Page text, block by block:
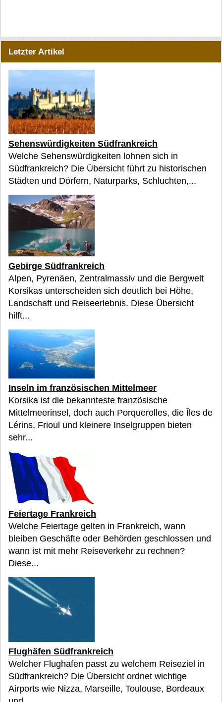
Letzter Artikel
Sehenswürdigkeiten Südfrankreich
Welche Sehenswürdigkeiten lohnen sich in
Südfrankreich? Die Übersicht führt zu historischen
Städten und Dörfern, Naturparks, Schluchten,...
Gebirge Südfrankreich
Alpen, Pyrenäen, Zentralmassiv und die Bergwelt
Korsikas unterscheiden sich deutlich bei Höhe,
Landschaft und Reiseerlebnis. Diese Übersicht
hilft...
Inseln im französischen Mittelmeer
Korsika ist die bekannteste französische
Mittelmeerinsel, doch auch Porquerolles, die Îles de
Lérins, Frioul und kleinere Inselgruppen bieten
sehr...
Feiertage Frankreich
Welche Feiertage gelten in Frankreich, wann
bleiben Geschäfte oder Behörden geschlossen und
wann ist mit mehr Reiseverkehr zu rechnen?
Diese...
Flughäfen Südfrankreich
Welcher Flughafen passt zu welchem Reiseziel in
Südfrankreich? Die Übersicht ordnet wichtige
Airports wie Nizza, Marseille, Toulouse, Bordeaux